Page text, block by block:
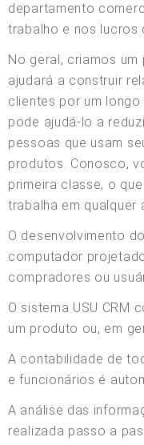
departamento
trabalho e nos lucros
No geral, criamos
ajudará a construir
clientes por um
pode ajudá-lo a
pessoas que usam
produtos. Conosco,
primeira classe, o
trabalha em qualquer
O desenvolvimento
computador
compradores ou
O sistema USU CRM
um produto ou, em
A contabilidade de
e funcionários é
A análise das
realizada passo a